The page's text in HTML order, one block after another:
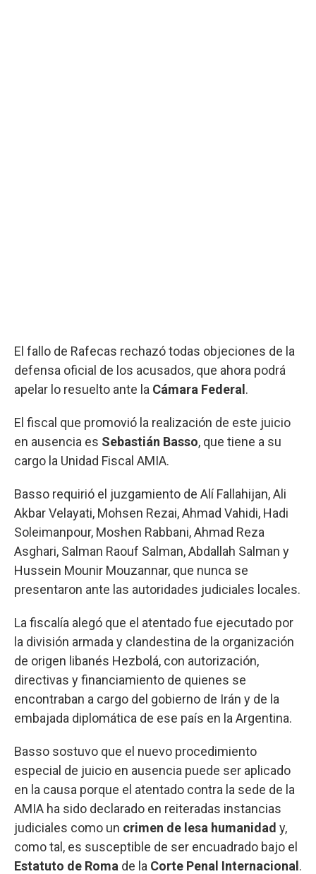
El fallo de Rafecas rechazó todas objeciones de la
defensa oficial de los acusados, que ahora podrá
apelar lo resuelto ante la Cámara Federal .
El fiscal que promovió la realización de este juicio
en ausencia es Sebastián Basso, que tiene a su
cargo la Unidad Fiscal AMIA.
Basso requirió el juzgamiento de Alí Fallahijan, Ali
Akbar Velayati, Mohsen Rezai, Ahmad Vahidi, Hadi
Soleimanpour, Moshen Rabbani, Ahmad Reza
Asghari, Salman Raouf Salman, Abdallah Salman y
Hussein Mounir Mouzannar, que nunca se
presentaron ante las autoridades judiciales locales.
La fiscalía alegó que el atentado fue ejecutado por
la división armada y clandestina de la organización
de origen libanés Hezbolá, con autorización,
directivas y financiamiento de quienes se
encontraban a cargo del gobierno de Irán y de la
embajada diplomática de ese país en la Argentina.
Basso sostuvo que el nuevo procedimiento
especial de juicio en ausencia puede ser aplicado
en la causa porque el atentado contra la sede de la
AMIA ha sido declarado en reiteradas instancias
judiciales como un crimen de lesa humanidad y,
como tal, es susceptible de ser encuadrado bajo el
Estatuto de Roma de la Corte Penal Internacional .